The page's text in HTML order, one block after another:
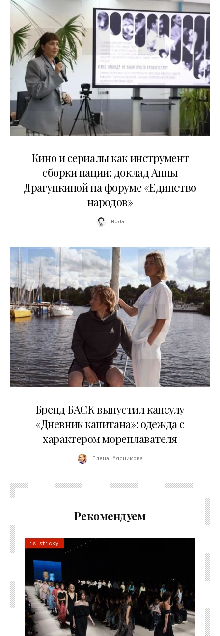
Кино и сериалы как инструмент
сборки нации: доклад Анны
Драгункиной на форуме «Единство
народов»
Moda
Бренд БАСК выпустил капсулу
«Дневник капитана»: одежда с
характером мореплавателя
Елена Мясникова
Рекомендуем
is sticky